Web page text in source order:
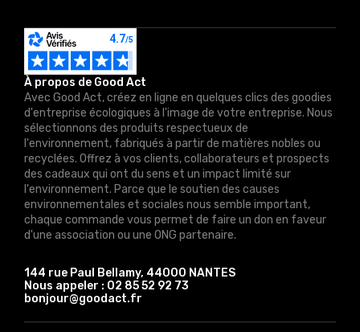
À propos de Good Act
Avec Good Act, créez en ligne en quelques clics des goodies
d'entreprise écologiques à l'image de votre entreprise. Nous
sélectionnons des produits respectueux de
l'environnement, fabriqués à partir de matières nobles ou
recyclées. Offrez à vos clients, collaborateurs et prospects
des cadeaux qui ont du sens et un impact limité sur
l'environnement. Parce que le soutien des causes
environnementales et sociales nous semble important,
chaque commande vous permet de faire un don en faveur
d'une association ou une ONG partenaire.
144 rue Paul Bellamy, 44000 NANTES
Nous appeler : 02 85 52 92 73
bonjour@goodact.fr